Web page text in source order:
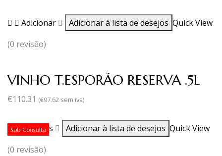
Adicionar Adicionar à lista de desejos Quick View
(0 revisão)
VINHO T.ESPORÃO RESERVA .5L
€110.31 (€97.62 sem iva)
Sob Consulta
Ler mais Adicionar à lista de desejos Quick View
(0 revisão)